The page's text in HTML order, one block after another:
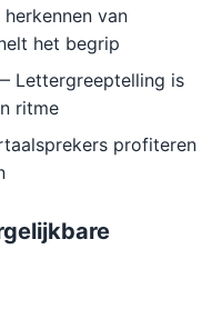
van
het begrip
Lettergreeptelling is
ritme
profiteren